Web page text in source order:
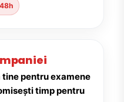
tine pentru examene
timp pentru